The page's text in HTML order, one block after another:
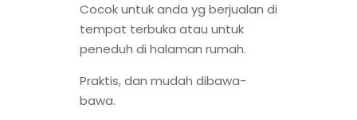
Cocok untuk anda yg berjualan di
tempat terbuka atau untuk
peneduh di halaman rumah.
Praktis, dan mudah dibawa-
bawa.